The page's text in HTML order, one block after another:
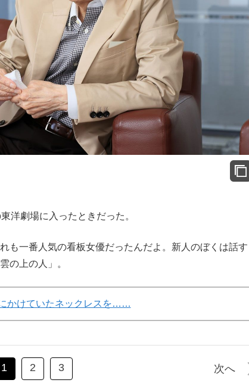
洋劇場に入ったときだった。
も一番人気の看板女優だったんだよ。新人のぼくは話す
の上の人」。
かけていたネックレスを……
1 2 3 次へ